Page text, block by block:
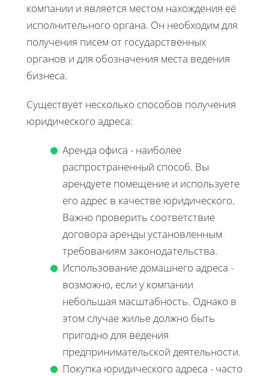
компании и является местом нахождения её
исполнительного органа. Он необходим для
получения писем от государственных
органов и для обозначения места ведения
бизнеса.
Существует несколько способов получения
юридического адреса:
Аренда офиса - наиболее
распространенный способ. Вы
арендуете помещение и используете
его адрес в качестве юридического.
Важно проверить соответствие
договора аренды установленным
требованиям законодательства.
Использование домашнего адреса -
возможно, если у компании
небольшая масштабность. Однако в
этом случае жилье должно быть
пригодно для ведения
предпринимательской деятельности.
Покупка юридического адреса - часто